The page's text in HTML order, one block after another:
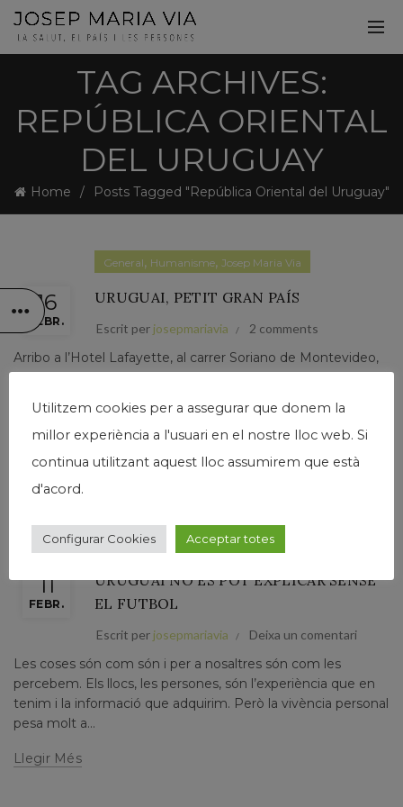
TAG ARCHIVES:
REPÚBLICA ORIENTAL
DEL URUGUAY
Home Posts Tagged "República Oriental del Uruguay"
16
FEBR.
General, Humanisme, Josep Maria Via
URUGUAI, PETIT GRAN PAÍS
Escrit per josepmariavia 2 comments
Arribo a l’Hotel Lafayette, al carrer Soriano de Montevideo,
cap a quarts de 4 de la tarda. Fa molta calor. Recordo un dia
Llegir Més
11
FEBR.
General,Humanisme,Josep Maria Via
URUGUAI NO ES POT EXPLICAR SENSE
EL FUTBOL
Escrit per josepmariavia Deixa un comentari
Les coses són com són i per a nosaltres són com les
percebem. Els llocs, les persones, són l’experiència que en
tenim i la informació que adquirim. Però la vivència personal
pesa molt a...
Llegir Més
Utilitzem cookies per a assegurar que donem la
millor experiència a l'usuari en el nostre lloc web. Si
continua utilitzant aquest lloc assumirem que està
d'acord.
Configurar Cookies Acceptar totes